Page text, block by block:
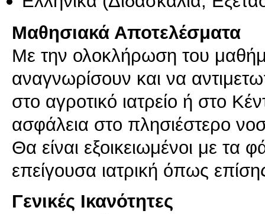
Μαθησιακά Αποτελέσματα
Με την ολοκλήρωση του
αναγνωρίσουν και να
στο αγροτικό ιατρείο ή στο
ασφάλεια στο πλησιέστερο
Θα είναι εξοικειωμένοι με τα
Γενικές Ικανότητες